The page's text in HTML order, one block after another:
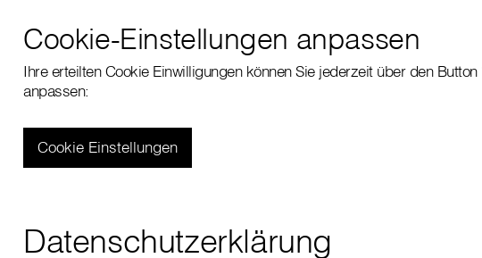
Cookie-Einstellungen anpassen
Ihre erteilten Cookie Einwilligungen können Sie jederzeit über den Button
anpassen:
Cookie Einstellungen
Datenschutzerklärung